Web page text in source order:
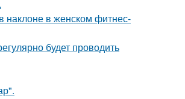
наклоне в женском фитнес-
будет проводить